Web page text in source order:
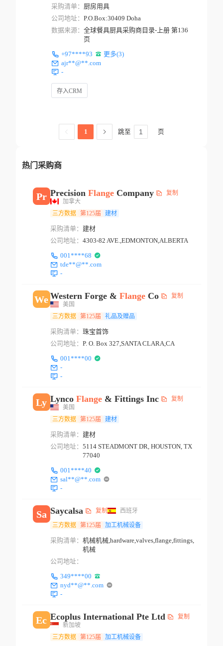
采购清单： 厨房用具
公司地址： P.O.Box:30409 Doha
数据来源： 全球餐具厨具采购商目录-上册 第136
页
+97****93
更多(3)
ajr**@**.com
-
存入CRM
1 跳至 页
热门采购商
Pr Precision FlangeCompany
复制
加拿大
三方数据 第125届 建材
采购清单： 建材
公司地址： 4303-82 AVE.,EDMONTON,ALBERTA
001****68
tde**@**.com
-
WeWestern Forge & FlangeCo
复制
美国
三方数据 第125届 礼品及赠品
采购清单： 珠宝首饰
公司地址： P. O. Box 327,SANTA CLARA,CA
001****00
-
-
Ly Lynco Flange& Fittings Inc
复制
美国
三方数据 第125届 建材
采购清单： 建材
公司地址： 5114 STEADMONT DR, HOUSTON, TX
77040
001****40
sal**@**.com
-
Sa Saycalsa 复制 西班牙
三方数据 第125届 加工机械设备
采购清单： 机械机械,hardware,valves,flange,fittings,
机械
公司地址：
349****00
nyd**@**.com
-
Ec Ecoplus International Pte Ltd
复制
新加坡
三方数据 第125届 加工机械设备